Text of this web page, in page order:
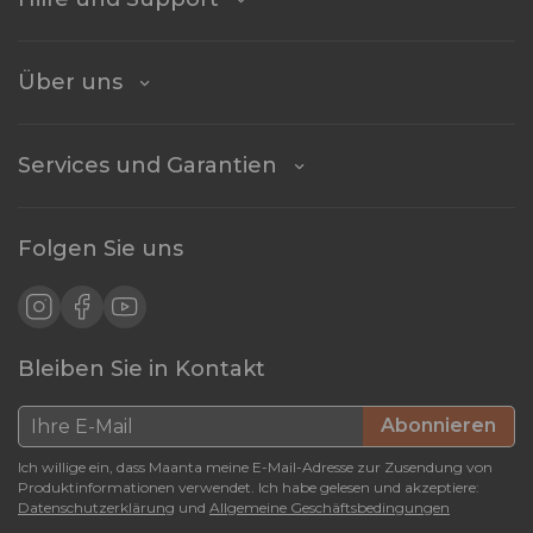
Über uns
Services und Garantien
Folgen Sie uns
Bleiben Sie in Kontakt
Abonnieren
Ich willige ein, dass Maanta meine E-Mail-Adresse zur Zusendung von
Produktinformationen verwendet. Ich habe gelesen und akzeptiere:
Datenschutzerklärung und Allgemeine Geschäftsbedingungen